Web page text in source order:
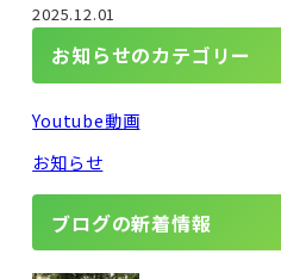
2025.12.01
お知らせのカテゴリー
Youtube動画
お知らせ
ブログの新着情報